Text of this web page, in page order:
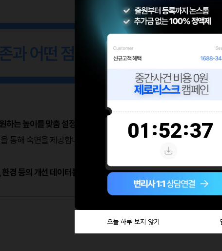
는 높이를 맞춤 설정이 가능
통해 숙면을 제공합니다.
경 등의 개선 데이터를 제공 합니다.